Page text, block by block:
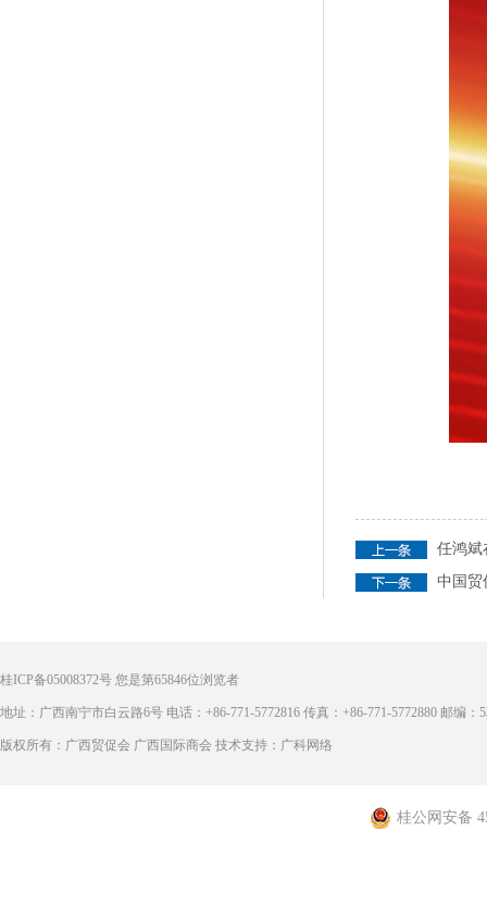
任鸿斌
中国贸
桂ICP备05008372号 您是第65846位浏览者
地址：广西南宁市白云路6号 电话：+86-771-5772816 传真：+86-771-5772880 邮编：
版权所有：广西贸促会 广西国际商会 技术支持：广科网络
桂公网安备